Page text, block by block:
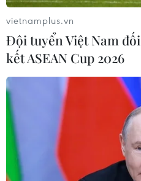
vietnamplus.vn
Đội tuyển Việt Nam
kết ASEAN Cup 2026